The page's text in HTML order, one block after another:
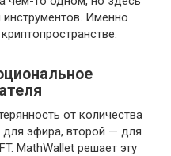
Именно
от количества
эфира, второй — для
MathWallet решает эту